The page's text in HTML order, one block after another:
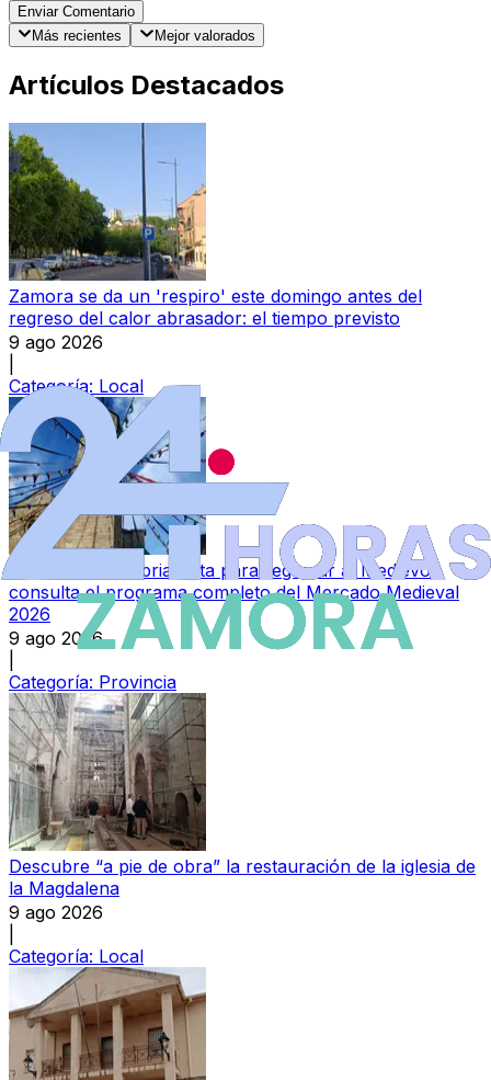
Enviar Comentario
Más recientes
Mejor valorados
Artículos Destacados
Zamora se da un 'respiro' este domingo antes del
regreso del calor abrasador: el tiempo previsto
9 ago 2026
Categoría: Local
Puebla de Sanabria, lista para regresar al Medievo:
consulta el programa completo del Mercado Medieval
2026
9 ago 2026
Categoría: Provincia
Descubre “a pie de obra” la restauración de la iglesia de
la Magdalena
9 ago 2026
Categoría: Local